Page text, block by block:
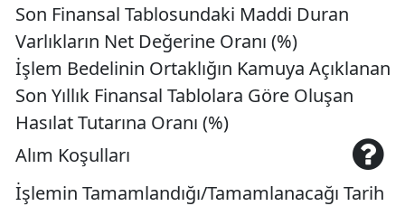
Son Finansal Tablosundaki Maddi Duran
Varlıkların Net Değerine Oranı (%)
İşlem Bedelinin Ortaklığın Kamuya Açıklanan
Son Yıllık Finansal Tablolara Göre Oluşan
Hasılat Tutarına Oranı (%)
Alım Koşulları
İşlemin Tamamlandığı/Tamamlanacağı Tarih